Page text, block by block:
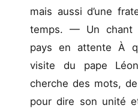
mais aussi d’une
temps. — Un chant
pays en attente À
visite du pape
cherche des mots,
pour dire son unité